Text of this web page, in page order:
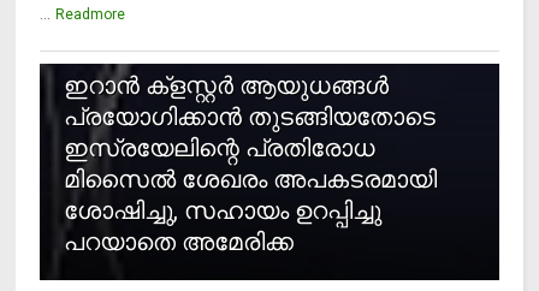
... Readmore
ഇറാന്‍ ക്‌ളസ്റ്റര്‍ ആയുധങ്ങള്‍
പ്രയോഗിക്കാന്‍ തുടങ്ങിയതോടെ
ഇസ്രയേലിന്റെ പ്രതിരോധ
മിസൈല്‍ ശേഖരം അപകടരമായി
ശോഷിച്ചു, സഹായം ഉറപ്പിച്ചു
പറയാതെ അമേരിക്ക